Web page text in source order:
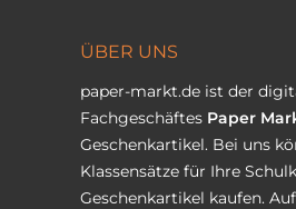
ÜBER UNS
paper-markt.de ist der
Fachgeschäftes Paper
Geschenkartikel. Bei uns
Klassensätze für Ihre
Geschenkartikel kaufen.